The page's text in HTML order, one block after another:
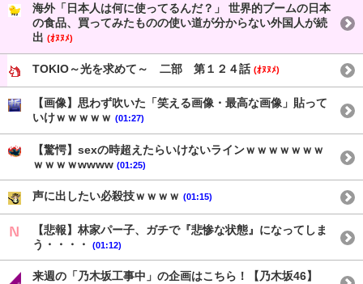
海外「日本人は何に使ってるんだ？」 世界的ブームの日本
の食品、買ってみたものの使い道が分からない外国人が続
出 (ｵﾇﾇﾒ)
TOKIO～光を求めて～ 二部 第１２４話 (ｵﾇﾇﾒ)
【画像】思わず吹いた「笑える画像・最高な画像」貼って
いけｗｗｗｗｗ (01:27)
【驚愕】sexの時超えたらいけないラインｗｗｗｗｗｗｗ
ｗｗｗｗwwww (01:25)
声に出したい必殺技ｗｗｗｗ (01:15)
【悲報】林家パー子、ガチで『悲惨な状態』になってしま
う・・・・
(01:12)
来週の「乃木坂工事中」の企画はこちら！【乃木坂46】